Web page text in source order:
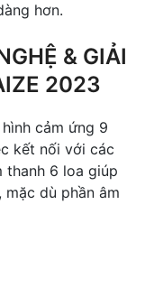
hơn.
& GIẢI
2023
cảm ứng 9
kết nối với các
thanh 6 loa giúp
dù phần âm